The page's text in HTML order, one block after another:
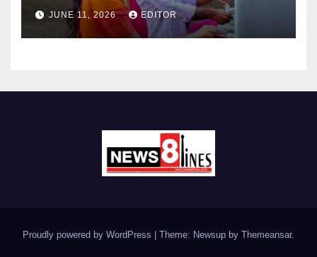
JUNE 11, 2026 EDITOR
Proudly powered by WordPress Theme: Newsup by Themeansar.